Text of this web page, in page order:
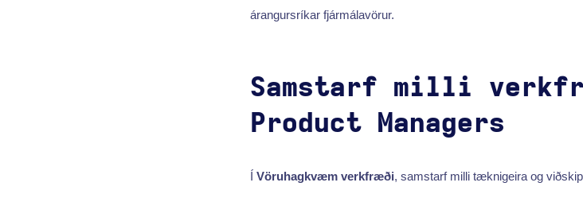
árangursríkar fjármálavörur.
Samstarf milli
Product Managers
Í Vöruhagkvæm verkfræði, samstarf milli tæknigeira og